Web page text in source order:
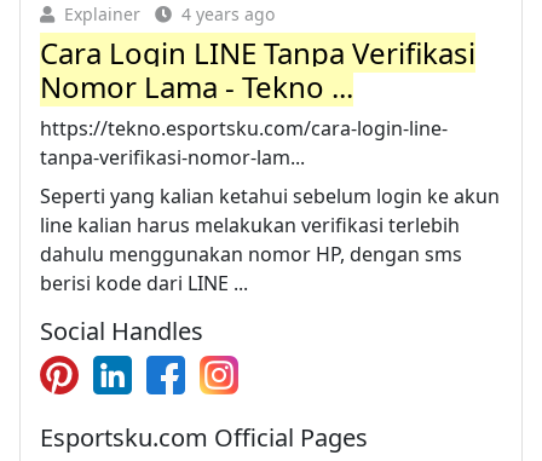
Explainer 4 years ago
Cara Login LINE Tanpa Verifikasi
Nomor Lama - Tekno ...
https://tekno.esportsku.com/cara-login-line-
tanpa-verifikasi-nomor-lam...
Seperti yang kalian ketahui sebelum login ke akun
line kalian harus melakukan verifikasi terlebih
dahulu menggunakan nomor HP, dengan sms
berisi kode dari LINE ...
Social Handles
Esportsku.com Official Pages